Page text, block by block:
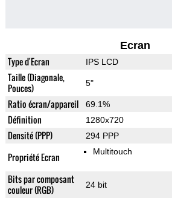
Ecran
Type d'Ecran IPS LCD
Taille (Diagonale,
Pouces)
5"
Ratio écran/appareil 69.1%
Définition 1280x720
Densité (PPP) 294 PPP
Propriété Ecran Multitouch
Bits par composant
couleur (RGB)
24 bit